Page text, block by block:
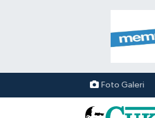
Foto Galeri
Mersin Nöbetçi Eczaneler
Mersin Hava Durumu
Mersin Namaz Vakitleri